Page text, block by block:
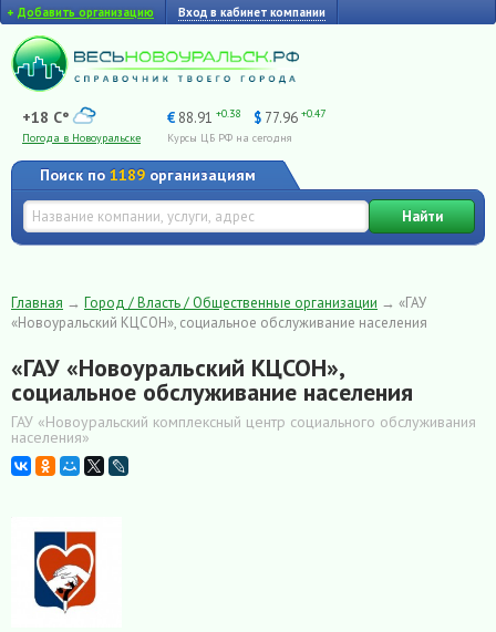
+ Добавить организацию Вход в кабинет компании
+18 C°
Погода в Новоуральске
€ 88.91 +0.38 $ 77.96 +0.47
Курсы ЦБ РФ на сегодня
Поиск по 1189 организациям
Найти
Главная → Город / Власть / Общественные организации → «ГАУ
«Новоуральский КЦСОН», социальное обслуживание населения
«ГАУ «Новоуральский КЦСОН»,
социальное обслуживание населения
ГАУ «Новоуральский комплексный центр социального обслуживания
населения»